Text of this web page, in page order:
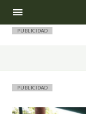
PUBLICIDAD
PUBLICIDAD